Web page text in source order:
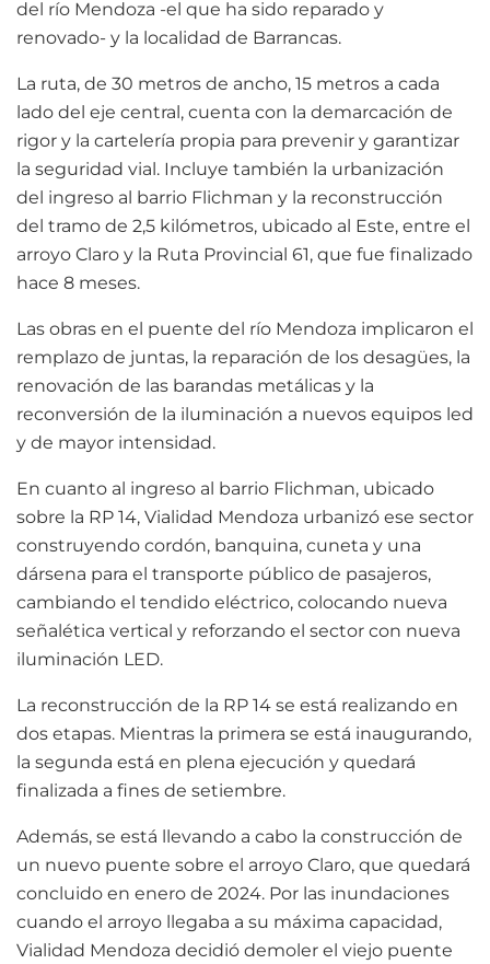
del río Mendoza -el que ha sido reparado y
renovado- y la localidad de Barrancas.
La ruta, de 30 metros de ancho, 15 metros a cada
lado del eje central, cuenta con la demarcación de
rigor y la cartelería propia para prevenir y garantizar
la seguridad vial. Incluye también la urbanización
del ingreso al barrio Flichman y la reconstrucción
del tramo de 2,5 kilómetros, ubicado al Este, entre el
arroyo Claro y la Ruta Provincial 61, que fue finalizado
hace 8 meses.
Las obras en el puente del río Mendoza implicaron el
remplazo de juntas, la reparación de los desagües, la
renovación de las barandas metálicas y la
reconversión de la iluminación a nuevos equipos led
y de mayor intensidad.
En cuanto al ingreso al barrio Flichman, ubicado
sobre la RP 14, Vialidad Mendoza urbanizó ese sector
construyendo cordón, banquina, cuneta y una
dársena para el transporte público de pasajeros,
cambiando el tendido eléctrico, colocando nueva
señalética vertical y reforzando el sector con nueva
iluminación LED.
La reconstrucción de la RP 14 se está realizando en
dos etapas. Mientras la primera se está inaugurando,
la segunda está en plena ejecución y quedará
finalizada a fines de setiembre.
Además, se está llevando a cabo la construcción de
un nuevo puente sobre el arroyo Claro, que quedará
concluido en enero de 2024. Por las inundaciones
cuando el arroyo llegaba a su máxima capacidad,
Vialidad Mendoza decidió demoler el viejo puente